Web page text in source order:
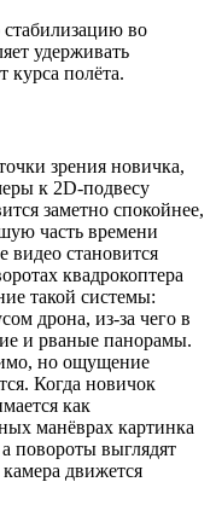
во
удерживать
курса полёта.
зрения новичка,
к 2D-подвесу
заметно спокойнее,
часть времени
видео становится
квадрокоптера
такой системы:
дрона, из-за чего в
и рваные панорамы.
но ощущение
Когда новичок
как
манёврах картинка
повороты выглядят
движется